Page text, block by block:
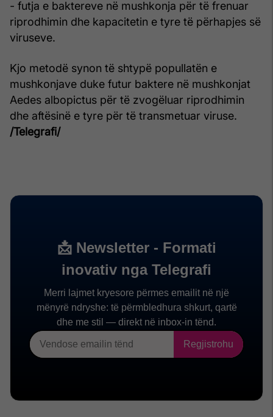
- futja e baktereve në mushkonja për të frenuar
riprodhimin dhe kapacitetin e tyre të përhapjes së
viruseve.
Kjo metodë synon të shtypë popullatën e
mushkonjave duke futur baktere në mushkonjat
Aedes albopictus për të zvogëluar riprodhimin
dhe aftësinë e tyre për të transmetuar viruse.
/Telegrafi/